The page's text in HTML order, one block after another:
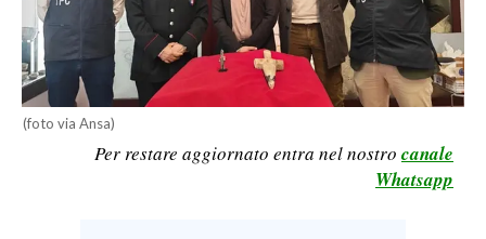
TENNIS
ALTRI SPORT
CULTURA
SPETTACOLI
(foto via Ansa)
Per restare aggiornato entra nel nostro canale
Whatsapp